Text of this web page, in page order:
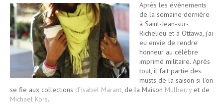
Après les évènements
de la semaine dernière
à Saint-Jean-sur-
Richelieu et à Ottawa, j’ai
eu envie de rendre
honneur au célèbre
imprimé militaire. Après
tout, il fait partie des
musts de la saison si l’on
se fie aux collections d’Isabel Marant, de la Maison Mulberry et de
Michael Kors.